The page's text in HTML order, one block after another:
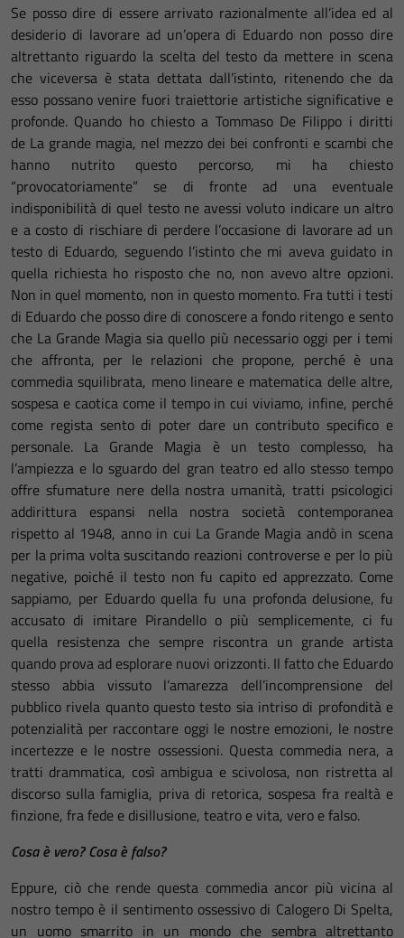
Se posso dire di essere arrivato razionalmente all’idea ed al
desiderio di lavorare ad un’opera di Eduardo non posso dire
altrettanto riguardo la scelta del testo da mettere in scena
che viceversa è stata dettata dall’istinto, ritenendo che da
esso possano venire fuori traiettorie artistiche significative e
profonde. Quando ho chiesto a Tommaso De Filippo i diritti
de La grande magia, nel mezzo dei bei confronti e scambi che
hanno nutrito questo percorso, mi ha chiesto
“provocatoriamente” se di fronte ad una eventuale
indisponibilità di quel testo ne avessi voluto indicare un altro
e a costo di rischiare di perdere l’occasione di lavorare ad un
testo di Eduardo, seguendo l’istinto che mi aveva guidato in
quella richiesta ho risposto che no, non avevo altre opzioni.
Non in quel momento, non in questo momento. Fra tutti i testi
di Eduardo che posso dire di conoscere a fondo ritengo e sento
che La Grande Magia sia quello più necessario oggi per i temi
che affronta, per le relazioni che propone, perché è una
commedia squilibrata, meno lineare e matematica delle altre,
sospesa e caotica come il tempo in cui viviamo, infine, perché
come regista sento di poter dare un contributo specifico e
personale. La Grande Magia è un testo complesso, ha
l’ampiezza e lo sguardo del gran teatro ed allo stesso tempo
offre sfumature nere della nostra umanità, tratti psicologici
addirittura espansi nella nostra società contemporanea
rispetto al 1948, anno in cui La Grande Magia andò in scena
per la prima volta suscitando reazioni controverse e per lo più
negative, poiché il testo non fu capito ed apprezzato. Come
sappiamo, per Eduardo quella fu una profonda delusione, fu
accusato di imitare Pirandello o più semplicemente, ci fu
quella resistenza che sempre riscontra un grande artista
quando prova ad esplorare nuovi orizzonti. Il fatto che Eduardo
stesso abbia vissuto l’amarezza dell’incomprensione del
pubblico rivela quanto questo testo sia intriso di profondità e
potenzialità per raccontare oggi le nostre emozioni, le nostre
incertezze e le nostre ossessioni. Questa commedia nera, a
tratti drammatica, così ambigua e scivolosa, non ristretta al
discorso sulla famiglia, priva di retorica, sospesa fra realtà e
finzione, fra fede e disillusione, teatro e vita, vero e falso.
Cosa è vero? Cosa è falso?
Eppure, ciò che rende questa commedia ancor più vicina al
nostro tempo è il sentimento ossessivo di Calogero Di Spelta,
un uomo smarrito in un mondo che sembra altrettanto